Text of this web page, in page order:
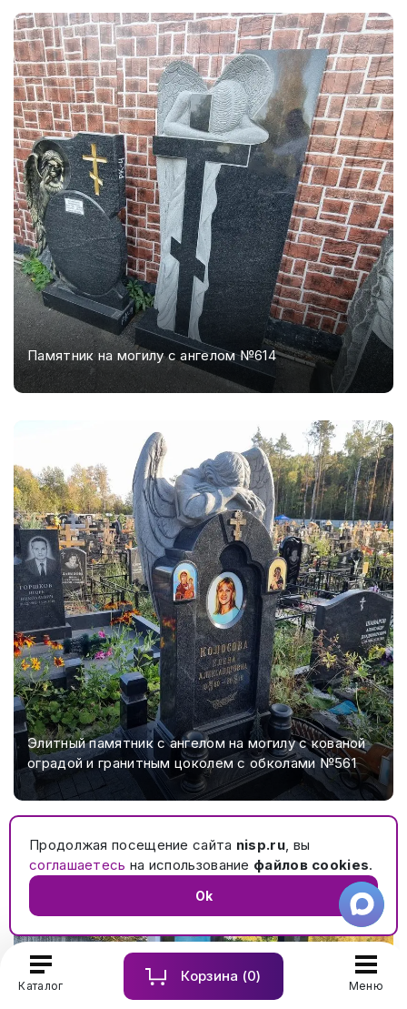
Каталог
Корзина (0)
Меню
Памятник на могилу с ангелом №614
Элитный памятник с ангелом на могилу с кованой
оградой и гранитным цоколем с обколами №561
Продолжая посещение сайта nisp.ru, вы
соглашаетесь на использование файлов cookies.
Ok